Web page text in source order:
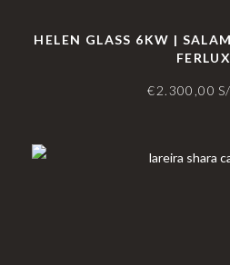
HELEN GLASS 6KW |
FERLUX
€2.300,00